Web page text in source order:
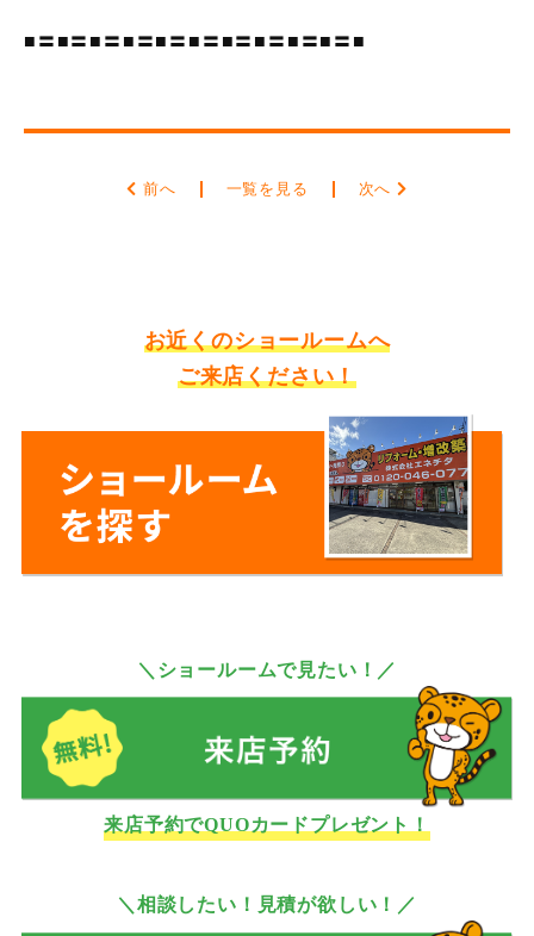
■〓■〓■〓■〓■〓■〓■〓■〓■〓■〓■
前へ 一覧を見る 次へ
お近くのショールームへ
ご来店ください！
＼ショールームで見たい！／
来店予約でQUOカードプレゼント！
＼相談したい！見積が欲しい！／